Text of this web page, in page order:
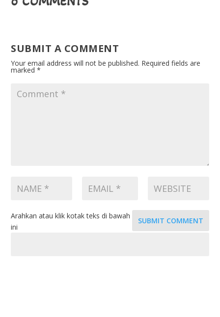
SUBMIT A COMMENT
Your email address will not be published. Required fields are
marked*
SUBMIT COMMENT
Arahkan atau klik kotak teks di bawah
ini